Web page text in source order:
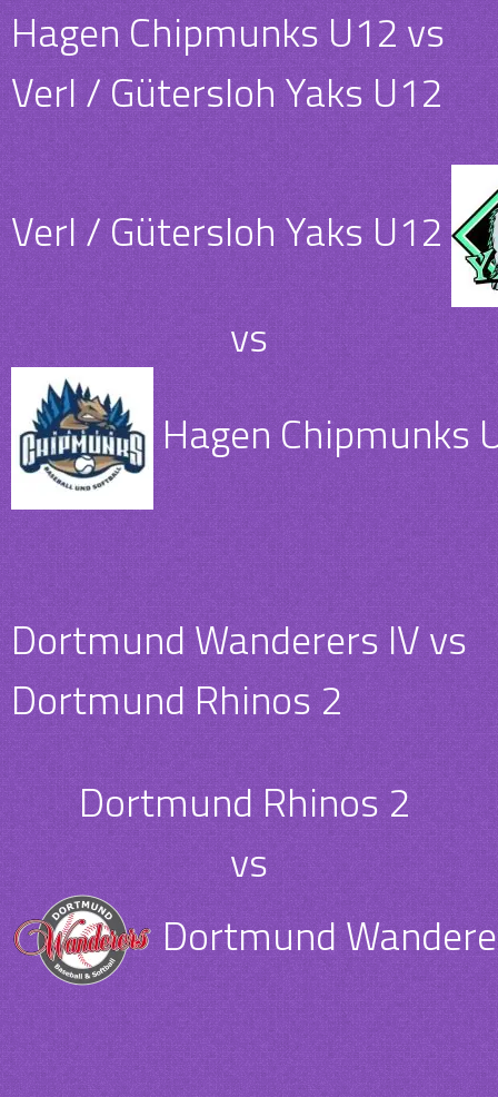
Hagen Chipmunks U12 vs
Verl / Gütersloh Yaks U12
Verl / Gütersloh Yaks U12
vs
Hagen Chipmunks
Dortmund Wanderers IV vs
Dortmund Rhinos 2
Dortmund Rhinos 2
vs
Dortmund